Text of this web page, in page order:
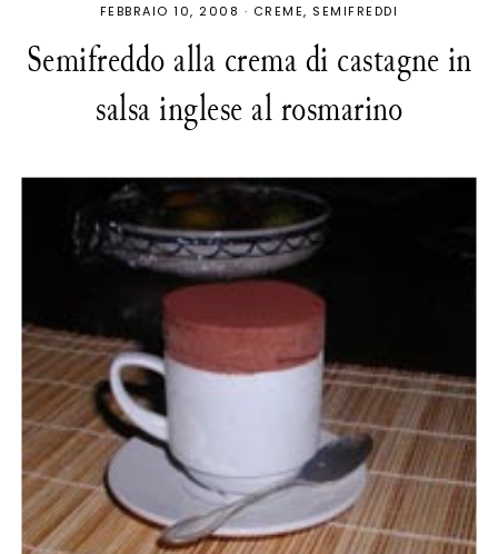
FEBBRAIO 10, 2008 · CREME SEMIFREDDI
Semifreddo alla crema di castagne in
salsa inglese al rosmarino